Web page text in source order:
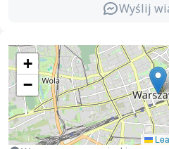
Wyślij
+
−